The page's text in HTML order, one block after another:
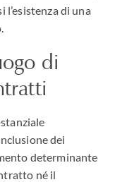
l’esistenza di una
di
dei
determinante
né il